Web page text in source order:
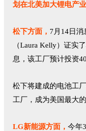
划在北美加大锂电产业
松下方面， 7月14日消
（Laura Kelly）证实
息，该工厂预计投资
松下将建成的电池工
工厂，成为美国最大
LG新能源方面， 今年